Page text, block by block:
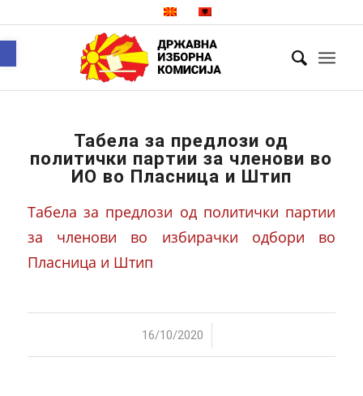
Табела за предлози од
политички партии за членови во
ИО во Пласница и Штип
Табела за предлози од политички партии
за членови во избирачки одбори во
Пласница и Штип
16/10/2020
/
Open toolbar